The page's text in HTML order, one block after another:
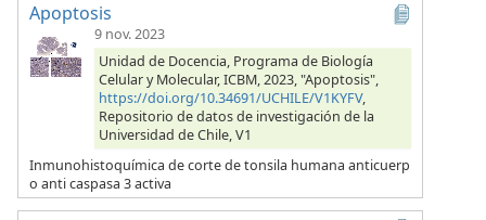
Apoptosis
9 nov. 2023
Unidad de Docencia, Programa de Biología
Celular y Molecular, ICBM, 2023, "Apoptosis",
https://doi.org/10.34691/UCHILE/V1KYFV,
Repositorio de datos de investigación de la
Universidad de Chile, V1
Inmunohistoquímica de corte de tonsila humana anticuerp
o anti caspasa 3 activa